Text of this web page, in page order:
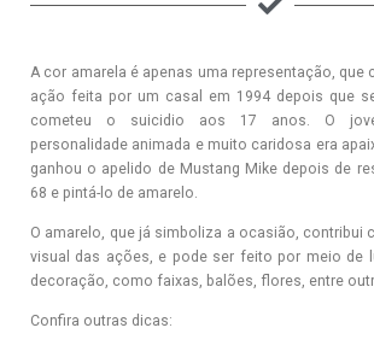
A cor amarela é apenas uma representação, que
ação feita por um casal em 1994 depois que
cometeu o suicidio aos 17 anos. O
personalidade animada e muito caridosa era
ganhou o apelido de Mustang Mike depois de
68 e pintá-lo de amarelo.
O amarelo, que já simboliza a ocasião, contribui
visual das ações, e pode ser feito por meio de
decoração, como faixas, balões, flores, entre
Confira outras dicas: